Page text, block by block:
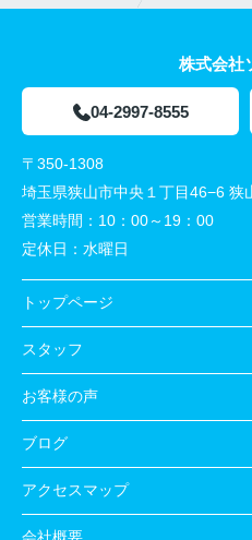
株式会社
04-2997-8555
〒350-1308
埼玉県狭山市中央１丁目46−6 狭
営業時間： 10：00～19：00
定休日： 水曜日
トップページ
スタッフ
お客様の声
ブログ
アクセスマップ